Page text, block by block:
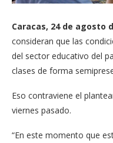
Caracas, 24 de agosto
consideran que las
del sector educativo del
clases de forma
Eso contraviene el
viernes pasado.
“En este momento que